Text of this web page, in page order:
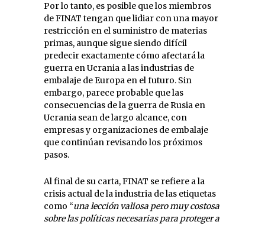
Por lo tanto, es posible que los miembros
de FINAT tengan que lidiar con una mayor
restricción en el suministro de materias
primas, aunque sigue siendo difícil
predecir exactamente cómo afectará la
guerra en Ucrania a las industrias de
embalaje de Europa en el futuro. Sin
embargo, parece probable que las
consecuencias de la guerra de Rusia en
Ucrania sean de largo alcance, con
empresas y organizaciones de embalaje
que continúan revisando los próximos
pasos.
Al final de su carta, FINAT se refiere a la
crisis actual de la industria de las etiquetas
como “una lección valiosa pero muy costosa
sobre las políticas necesarias para proteger a